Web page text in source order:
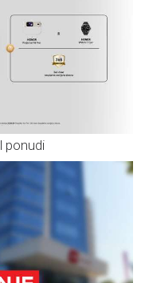
ponudi